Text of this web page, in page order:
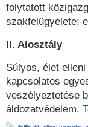
folytatott
szakfelügyelete;
II. Alosztály
Súlyos, élet
kapcsolatos
veszélyeztetése
áldozatvédelem.